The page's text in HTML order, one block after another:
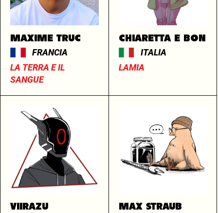
MAXIME TRUC
FRANCIA
LA TERRA E IL
SANGUE
CHIARETTA E BON
ITALIA
LAMIA
VIIRAZU MAX STRAUB